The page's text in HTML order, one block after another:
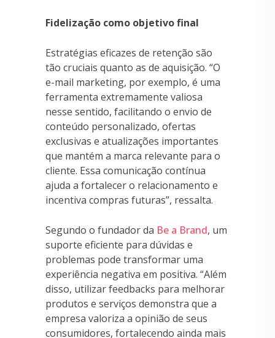
Fidelização como objetivo final
Estratégias eficazes de retenção são
tão cruciais quanto as de aquisição. “O
e-mail marketing, por exemplo, é uma
ferramenta extremamente valiosa
nesse sentido, facilitando o envio de
conteúdo personalizado, ofertas
exclusivas e atualizações importantes
que mantém a marca relevante para o
cliente. Essa comunicação contínua
ajuda a fortalecer o relacionamento e
incentiva compras futuras”, ressalta.
Segundo o fundador da Be a Brand, um
suporte eficiente para dúvidas e
problemas pode transformar uma
experiência negativa em positiva. “Além
disso, utilizar feedbacks para melhorar
produtos e serviços demonstra que a
empresa valoriza a opinião de seus
consumidores, fortalecendo ainda mais